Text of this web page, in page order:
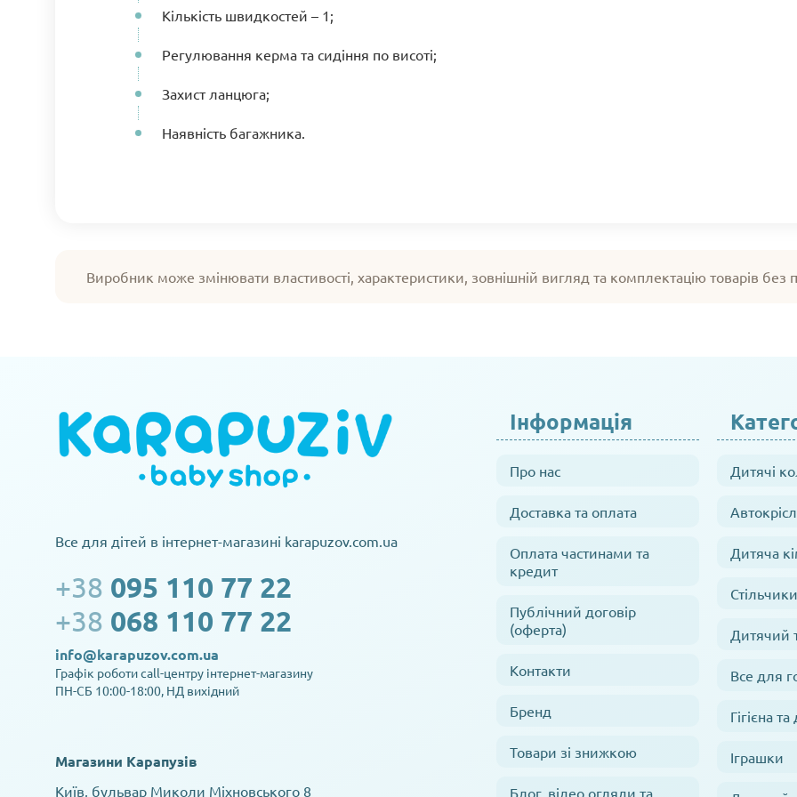
Кількість швидкостей – 1;
Регулювання керма та сидіння по висоті;
Захист ланцюга;
Наявність багажника.
Виробник може змінювати властивості, характеристики, зовнішній вигляд та комплектацію товарів без
Все для дітей в інтернет-магазині karapuzov.com.ua
+38 095 110 77 22
+38 068 110 77 22
info@karapuzov.com.ua
Графік роботи call-центру інтернет-магазину
ПН-СБ 10:00-18:00, НД вихідний
Магазини Карапузів
Київ, бульвар Миколи Міхновського 8
Інформація
Про нас
Доставка та оплата
Оплата частинами та
кредит
Публічний договір
(оферта)
Контакти
Бренд
Товари зі знижкою
Блог, відео огляди та
Дитячі
Дитяча
Дитячий
Все для
Гігієна
Іграшки